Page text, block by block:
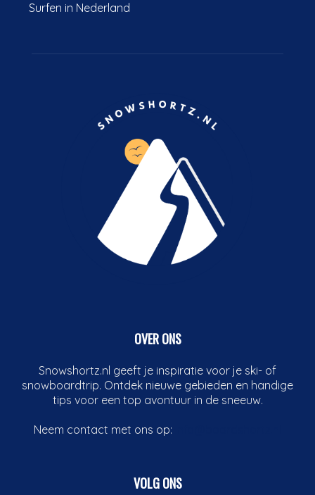
Surfen in Nederland
OVER ONS
Snowshortz.nl geeft je inspiratie voor je ski- of
snowboardtrip. Ontdek nieuwe gebieden en handige
tips voor een top avontuur in de sneeuw.
Neem contact met ons op:
VOLG ONS